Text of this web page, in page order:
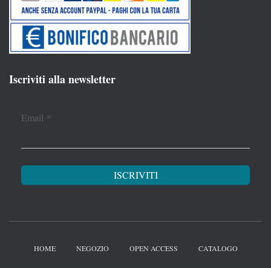
Iscriviti alla newsletter
Email *
HOME NEGOZIO OPEN ACCESS CATALOGO